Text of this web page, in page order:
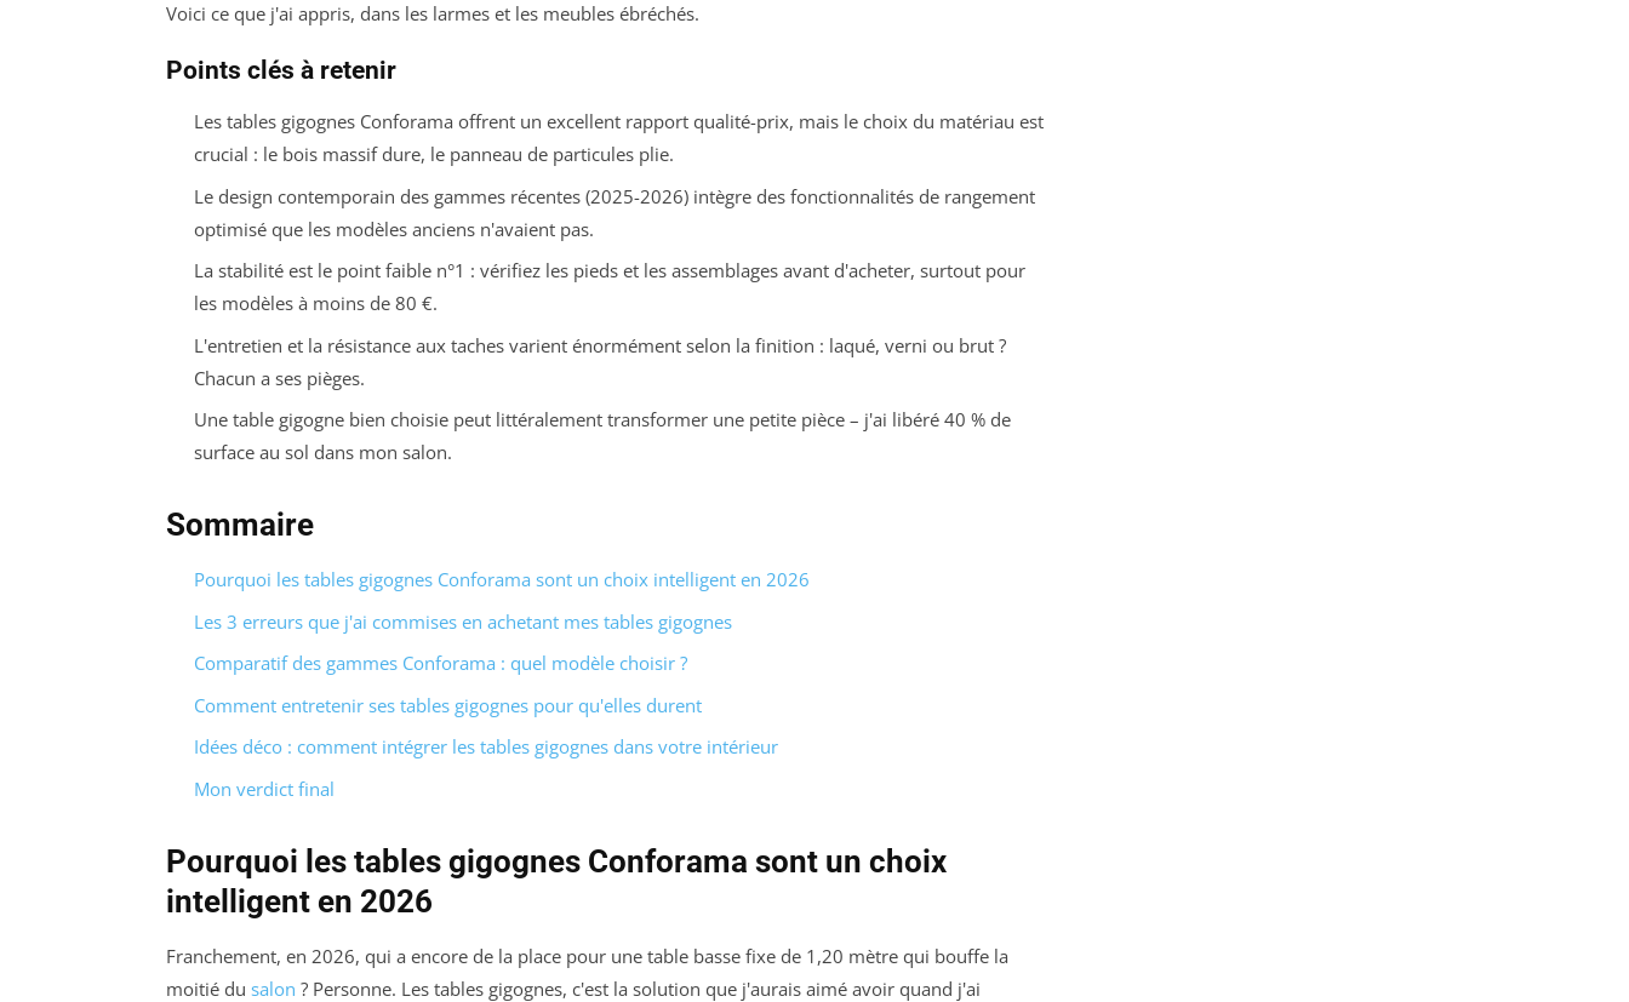
Voici ce que j'ai appris, dans les larmes et les meubles ébréchés.
Points clés à retenir
Les tables gigognes Conforama offrent un excellent rapport qualité-prix, mais le choix du matériau est
crucial : le bois massif dure, le panneau de particules plie.
Le design contemporain des gammes récentes (2025-2026) intègre des fonctionnalités de rangement
optimisé que les modèles anciens n'avaient pas.
La stabilité est le point faible n°1 : vérifiez les pieds et les assemblages avant d'acheter, surtout pour
les modèles à moins de 80 €.
L'entretien et la résistance aux taches varient énormément selon la finition : laqué, verni ou brut ?
Chacun a ses pièges.
Une table gigogne bien choisie peut littéralement transformer une petite pièce – j'ai libéré 40 % de
surface au sol dans mon salon.
Sommaire
Pourquoi les tables gigognes Conforama sont un choix intelligent en 2026
Les 3 erreurs que j'ai commises en achetant mes tables gigognes
Comparatif des gammes Conforama : quel modèle choisir ?
Comment entretenir ses tables gigognes pour qu'elles durent
Idées déco : comment intégrer les tables gigognes dans votre intérieur
Mon verdict final
Pourquoi les tables gigognes Conforama sont un choix
intelligent en 2026
Franchement, en 2026, qui a encore de la place pour une table basse fixe de 1,20 mètre qui bouffe la
moitié du salon ? Personne. Les tables gigognes, c'est la solution que j'aurais aimé avoir quand j'ai